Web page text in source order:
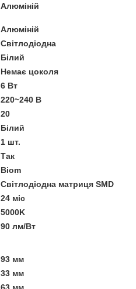
Алюміній
Алюміній
Світлодіодна
Білий
Немає цоколя
6 Вт
220~240 В
20
Білий
1 шт.
Так
Biom
Світлодіодна матриця SMD
24 міс
5000K
90 лм/Вт
93 мм
33 мм
63 мм